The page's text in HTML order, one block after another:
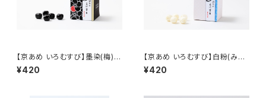
【京あめ いろむすび】墨染(梅) C
UBEタイプ（手提げ袋付き）
¥420
【京あめ いろむすび】白粉(みる
く) CUBEタイプ（手提げ袋付き）
¥420